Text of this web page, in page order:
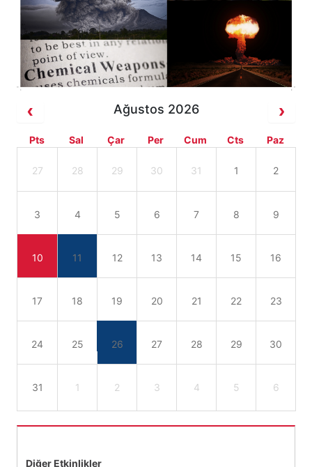
Ağustos 2026
Pts Sal Çar Per Cum Cts Paz
27 28 29 30 31 1 2
3 4 5 6 7 8 9
10 11 12 13 14 15 16
17 18 19 20 21 22 23
24 25 26 27 28 29 30
31 1 2 3 4 5 6
Diğer Etkinlikler